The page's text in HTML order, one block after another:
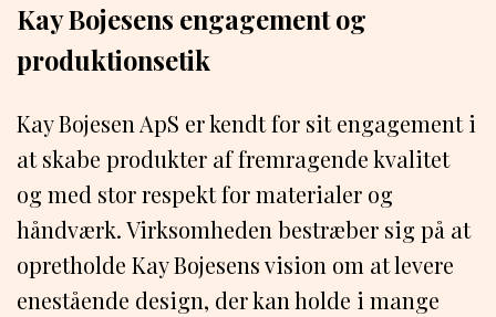
Kay Bojesens engagement og
produktionsetik
Kay Bojesen ApS er kendt for sit engagement i
at skabe produkter af fremragende kvalitet
og med stor respekt for materialer og
håndværk. Virksomheden bestræber sig på at
opretholde Kay Bojesens vision om at levere
enestående design, der kan holde i mange